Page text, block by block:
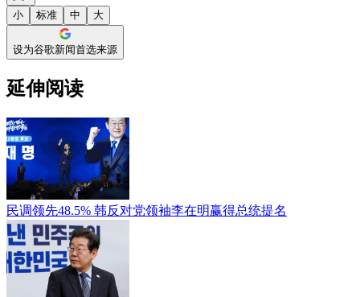
小 标准 中 大
设为谷歌新闻首选来源
延伸阅读
民调领先48.5% 韩反对党领袖李在明赢得总统提名